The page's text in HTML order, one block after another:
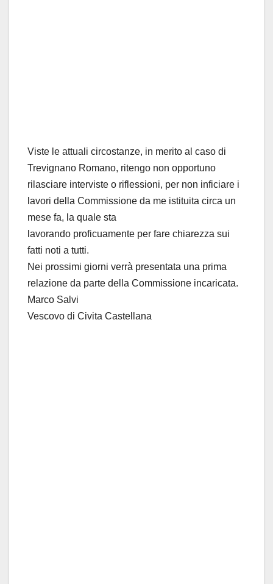
Viste le attuali circostanze, in merito al caso di
Trevignano Romano, ritengo non opportuno
rilasciare interviste o riflessioni, per non inficiare i
lavori della Commissione da me istituita circa un
mese fa, la quale sta
lavorando proficuamente per fare chiarezza sui
fatti noti a tutti.
Nei prossimi giorni verrà presentata una prima
relazione da parte della Commissione incaricata.
Marco Salvi
Vescovo di Civita Castellana